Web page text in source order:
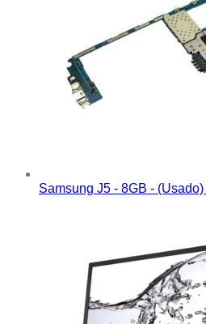
Samsung J5 - 8GB - (Usado)